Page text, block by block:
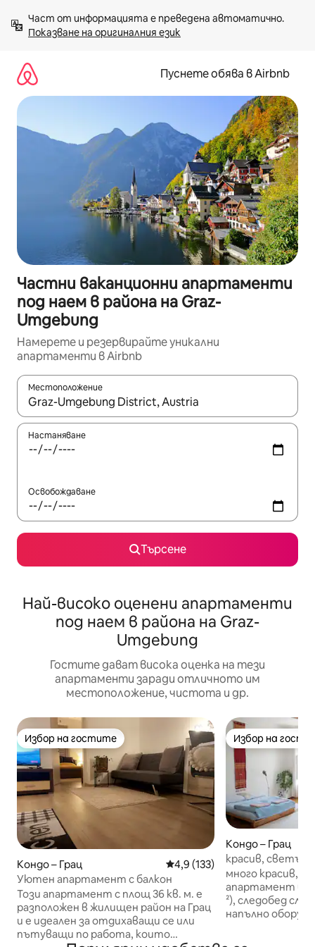
към
съдържанието
Показване на оригиналния език
Пуснете обява в Airbnb
Частни ваканционни апартаменти
под наем в района на Graz-
Umgebung
Намерете и резервирайте уникални
апартаменти в Airbnb
Местоположение
Когато резултатите се покажат, използвайте
Настаняване
Освобождаване
Търсене
Най-високо оценени апартаменти
под наем в района на Graz-
Umgebung
Гостите дават висока оценка на тези
апартаменти заради отличното им
местоположение, чистота и др.
Избор на гостите
Избор на гостите
Кондо – Грац Средна оценка: 4,9 от 5,
4,9 (133)
Уютен апартамент с балкон
Този апартамент с площ 36 кв. м. е
разположен в жилищен район на Грац
и е идеален за отдихаващи се или
пътуващи по работа, които
Избор на
Избор на
Кондо – Грац
красив, светъл
сграда в
много красив,
апартамент в
²), следобед
напълно